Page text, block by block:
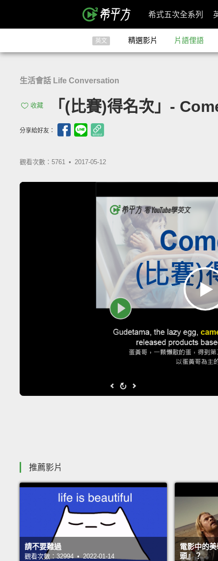
希式五次全系列
英文 精選影片 片語俚語
生活會話 Life Conversation
收藏 「(比賽)得名次」-
分享給好友：
觀看次數：5761 • 2017-05-12
推薦影片
請不要難過
觀看次數：32994 • 2022-01-14
電影中的
頭』？